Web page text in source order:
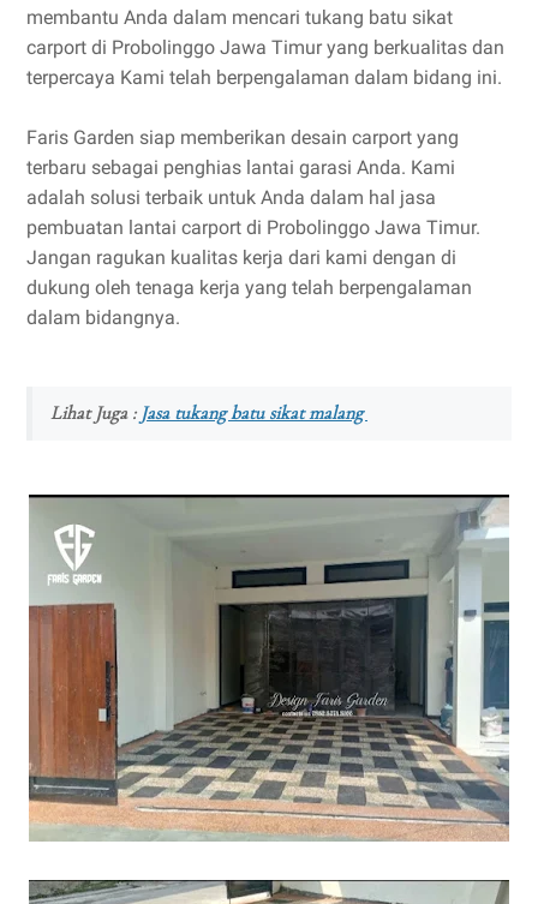
membantu Anda dalam mencari tukang batu sikat
carport di Probolinggo Jawa Timur yang berkualitas dan
terpercaya Kami telah berpengalaman dalam bidang ini.
Faris Garden siap memberikan desain carport yang
terbaru sebagai penghias lantai garasi Anda. Kami
adalah solusi terbaik untuk Anda dalam hal jasa
pembuatan lantai carport di Probolinggo Jawa Timur.
Jangan ragukan kualitas kerja dari kami dengan di
dukung oleh tenaga kerja yang telah berpengalaman
dalam bidangnya.
Lihat Juga : Jasa tukang batu sikat malang